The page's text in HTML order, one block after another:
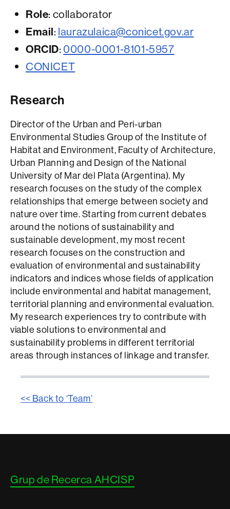
Role: collaborator
Email: laurazulaica@conicet.gov.ar
ORCID: 0000-0001-8101-5957
CONICET
Research
Director of the Urban and Peri-urban
Environmental Studies Group of the Institute of
Habitat and Environment, Faculty of Architecture,
Urban Planning and Design of the National
University of Mar del Plata (Argentina). My
research focuses on the study of the complex
relationships that emerge between society and
nature over time. Starting from current debates
around the notions of sustainability and
sustainable development, my most recent
research focuses on the construction and
evaluation of environmental and sustainability
indicators and indices whose fields of application
include environmental and habitat management,
territorial planning and environmental evaluation.
My research experiences try to contribute with
viable solutions to environmental and
sustainability problems in different territorial
areas through instances of linkage and transfer.
<< Back to ‘Team’
Grup de Recerca AHCISP